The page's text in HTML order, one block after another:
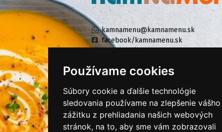
Používame cookies
Súbory cookie a ďalšie technológie
sledovania používame na zlepšenie vášho
zážitku z prehliadania našich webových
stránok, na to, aby sme vám zobrazovali
kamnamenu@kamnamenu.sk
facebook/kamnamenu.sk
KONTAKTUJTE NÁS
PRIHLÁSIŤ SA DO ZÁKAZNÍCKEJ ZÓNY